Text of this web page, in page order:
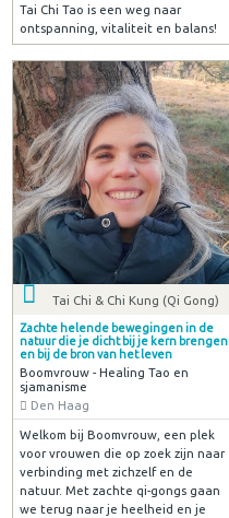
Tai Chi Tao is een weg naar
ontspanning, vitaliteit en balans!
Tai Chi & Chi Kung (Qi Gong)
Zachte helende bewegingen in de
natuur die je dicht bij je kern brengen
en bij de bron van het leven
Boomvrouw - Healing Tao en
sjamanisme
Den Haag
Welkom bij Boomvrouw, een plek
voor vrouwen die op zoek zijn naar
verbinding met zichzelf en de
natuur. Met zachte qi-gongs gaan
we terug naar je heelheid en je